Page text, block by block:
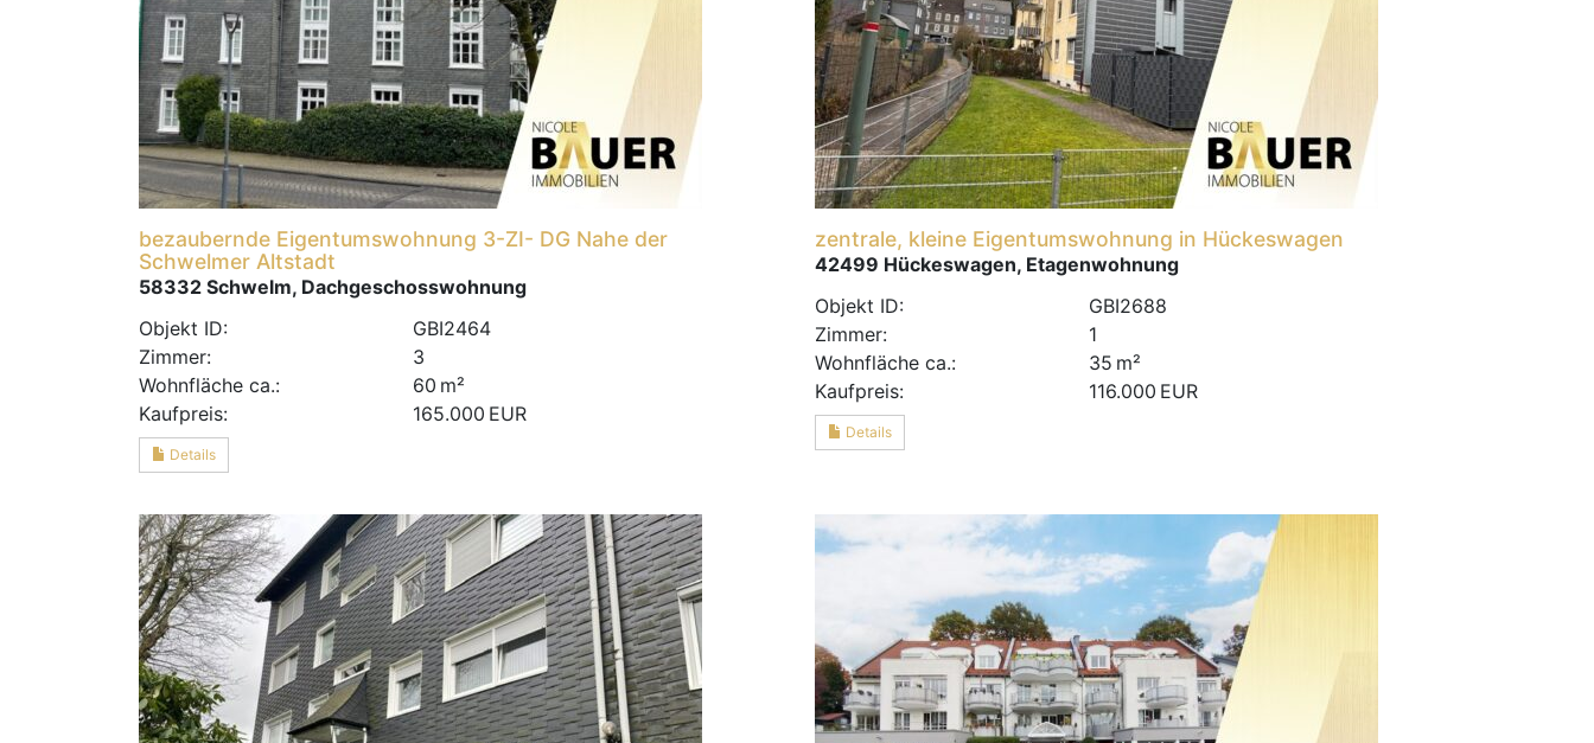
bezaubernde Eigentumswohnung 3-ZI- DG Nahe der
Schwelmer Altstadt
58332 Schwelm, Dachgeschosswohnung
Objekt ID:
GBI2464
Zimmer:
3
Wohnfläche ca.:
60 m²
Kaufpreis:
165.000 EUR
Details
zentrale, kleine Eigentumswohnung in Hückeswagen
42499 Hückeswagen, Etagenwohnung
Objekt ID:
GBI2688
Zimmer:
1
Wohnfläche ca.:
35 m²
Kaufpreis:
116.000 EUR
Details